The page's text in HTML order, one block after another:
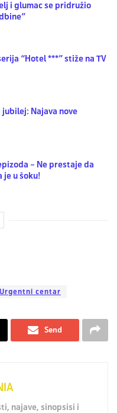
i glumac se pridružio
“Hotel ***” stiže na TV
jubilej: Najava nove
– Ne prestaje da
je u šoku!
Urgentni centar
Send
najave, sinopsisi i